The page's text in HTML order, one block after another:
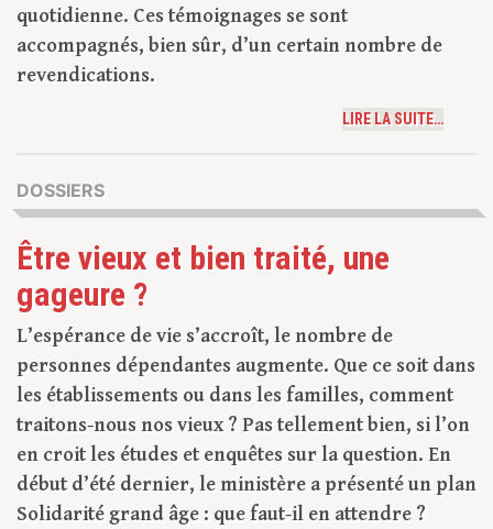
quotidienne. Ces témoignages se sont
accompagnés, bien sûr, d’un certain nombre de
revendications.
LIRE LA SUITE…
DOSSIERS
Être vieux et bien traité, une
gageure ?
L’espérance de vie s’accroît, le nombre de
personnes dépendantes augmente. Que ce soit dans
les établissements ou dans les familles, comment
traitons-nous nos vieux ? Pas tellement bien, si l’on
en croit les études et enquêtes sur la question. En
début d’été dernier, le ministère a présenté un plan
Solidarité grand âge : que faut-il en attendre ?